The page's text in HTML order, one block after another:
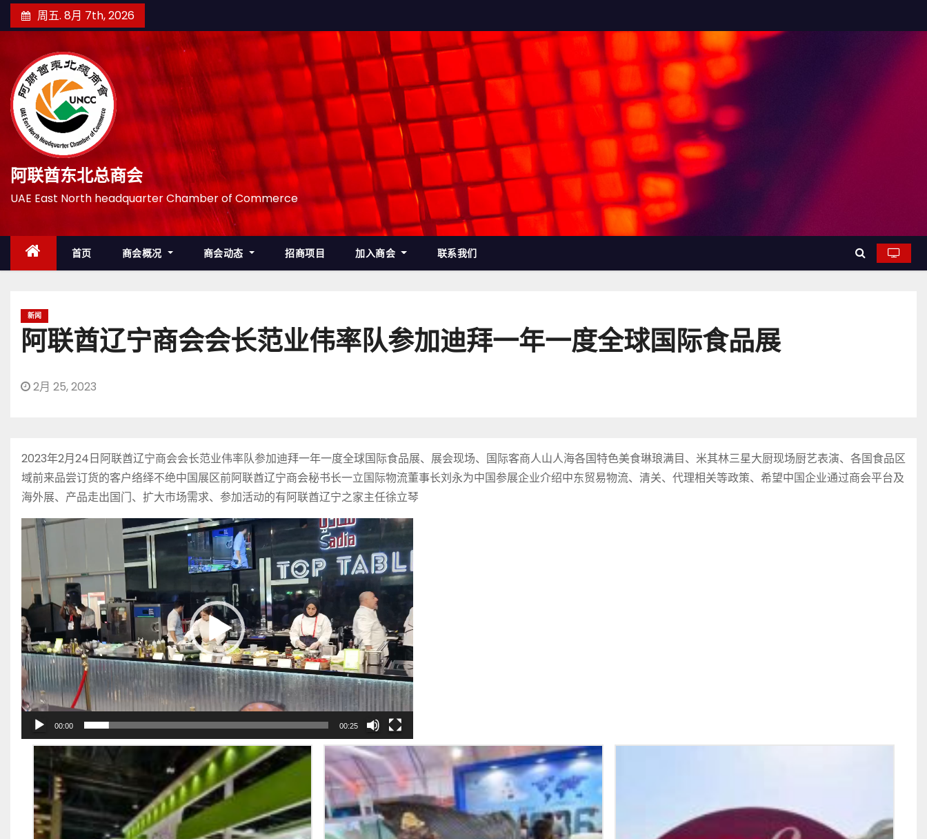
至
周五. 8月 7th, 2026
阿联酋东北总商会
UAE East North headquarter Chamber of Commerce
首页 商会概况 商会动态 招商项目 加入商会 联系我们
新闻
阿联酋辽宁商会会长范业伟率队参加迪拜一年一度全球国际食品展
2月 25, 2023
2023年2月24日阿联酋辽宁商会会长范业伟率队参加迪拜一年一度全球国际食品展、展会现场、国际客商人山人海各国特色美食琳琅满目、米其林三星大厨现场厨艺表演、各国食品区
域前来品尝订货的客户络绎不绝中国展区前阿联酋辽宁商会秘书长一立国际物流董事长刘永为中国参展企业介绍中东贸易物流、清关、代理相关等政策、希望中国企业通过商会平台及
海外展、产品走出国门、扩大市场需求、参加活动的有阿联酋辽宁之家主任徐立琴
视
放
器
00:00 00:25